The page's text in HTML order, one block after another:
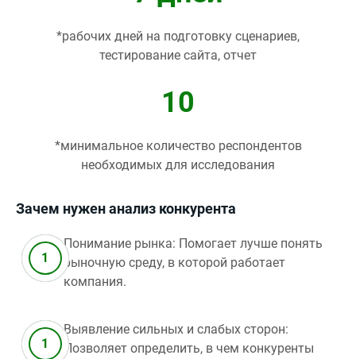
*рабочих дней на подготовку сценариев,
тестирование сайта, отчет
10
*минимальное количество респондентов
необходимых для исследования
Зачем нужен анализ конкурента
Понимание рынка: Помогает лучше понять
рыночную среду, в которой работает
компания.
Выявление сильных и слабых сторон:
Позволяет определить, в чем конкуренты